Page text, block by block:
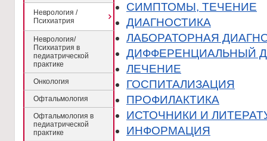
Неврология /
Психиатрия
Неврология/
Психиатрия в
педиатрической
практике
Онкология
Офтальмология
Офтальмология в
педиатрической
практике
CИМПТОМЫ, ТЕЧЕНИЕ
ДИАГНОСТИКА
ЛАБОРАТОРНАЯ
ДИФФЕРЕНЦИАЛЬНЫЙ
ЛЕЧЕНИЕ
ГОСПИТАЛИЗАЦИЯ
ПРОФИЛАКТИКА
ИСТОЧНИКИ И
ИНФОРМАЦИЯ